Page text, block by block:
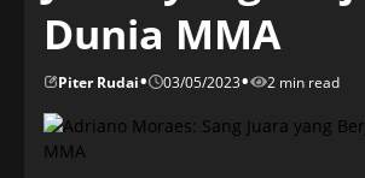
Dunia MMA
Piter Rudai• 03/05/2023• 2 min read